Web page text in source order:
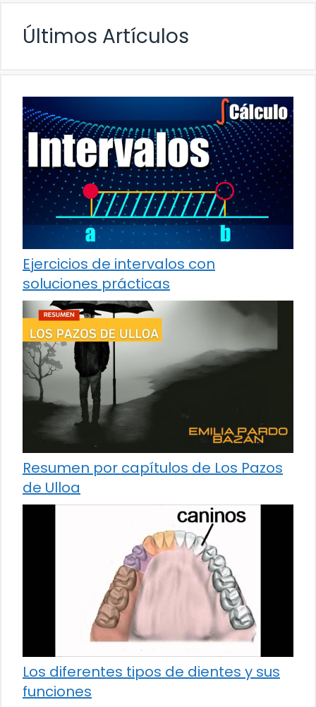
Últimos Artículos
Ejercicios de intervalos con
soluciones prácticas
Resumen por capítulos de Los Pazos
de Ulloa
Los diferentes tipos de dientes y sus
funciones